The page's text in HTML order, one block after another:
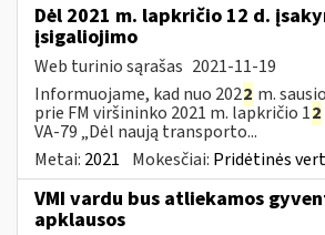
Dėl 2021 m. lapkričio 12 d.
įsigaliojimo
Web turinio sąrašas 2021-11-19
Informuojame, kad nuo 2022 m.
prie FM viršininko 2021 m. lapkričio 12
VA-79 „Dėl naują transporto...
Metai: 2021 Mokesčiai: Pridėtinės
VMI vardu bus atliekamos
apklausos